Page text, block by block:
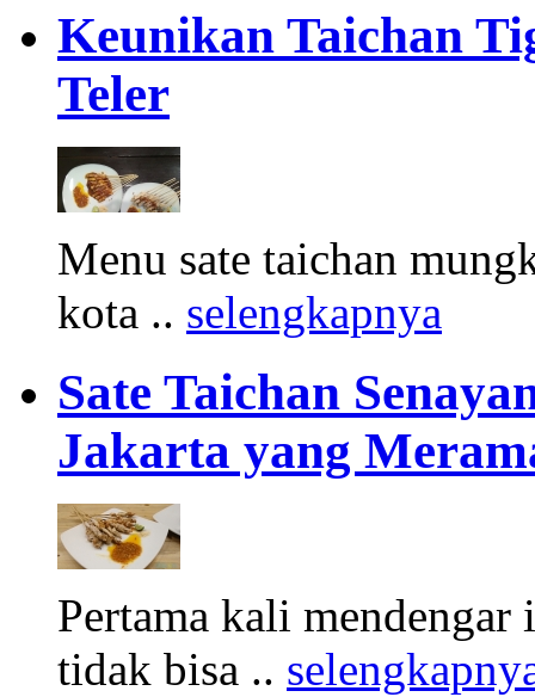
Keunikan Taichan
Teler
Menu sate taichan
kota .. selengkapnya
Sate Taichan
Jakarta yang
Pertama kali
tidak bisa ..